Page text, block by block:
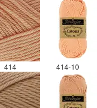
414 414-10